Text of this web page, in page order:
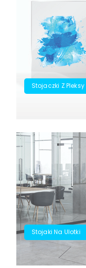
Stojaczki Z Pleksy
Stojaki Na Ulotki